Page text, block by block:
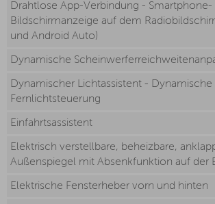
Drahtlose App-Verbindung - Smartphone-
Bildschirmanzeige auf dem
und Android Auto)
Dynamische
Dynamischer Lichtassistent - Dynamische
Fernlichtsteuerung
Einfahrtsassistent
Elektrisch verstellbare, beheizbare,
Außenspiegel mit Absenkfunktion auf der
Elektrische Fensterheber vorn und hinten